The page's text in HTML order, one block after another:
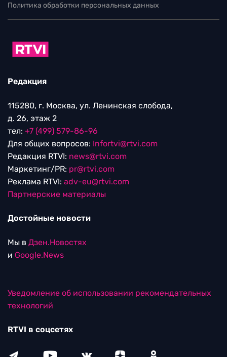
Политика обработки персональных данных
Редакция
115280, г. Москва, ул. Ленинская слобода,
д. 26, этаж 2
тел: +7 (499) 579-86-96
Для общих вопросов: Infortvi@rtvi.com
Редакция RTVI: news@rtvi.com
Маркетинг/PR: pr@rtvi.com
Реклама RTVI: adv-eu@rtvi.com
Партнерские материалы
Достойные новости
Мы в Дзен.Новостях
и Google.News
Уведомление об использовании рекомендательных
технологий
RTVI в соцсетях